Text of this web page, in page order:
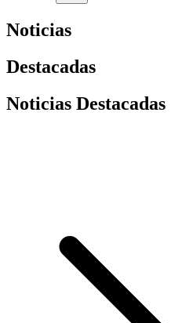
Noticias
Destacadas
Noticias Destacadas